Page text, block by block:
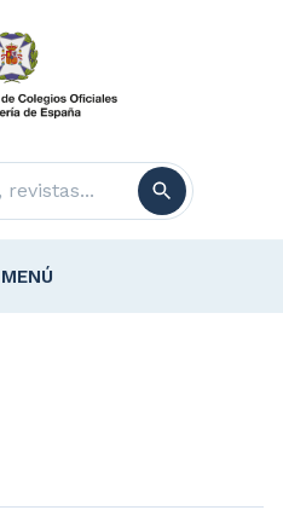
MENÚ